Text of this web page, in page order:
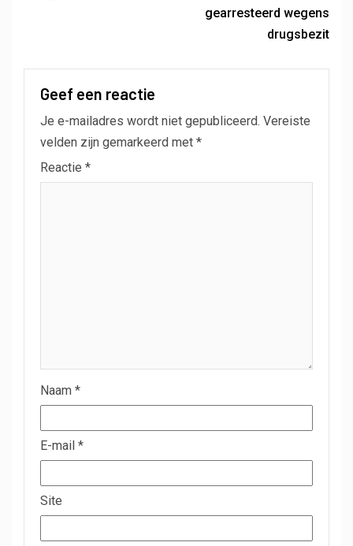
gearresteerd wegens
drugsbezit
Geef een reactie
Je e-mailadres wordt niet gepubliceerd. Vereiste
velden zijn gemarkeerd met *
Reactie *
Naam *
E-mail *
Site